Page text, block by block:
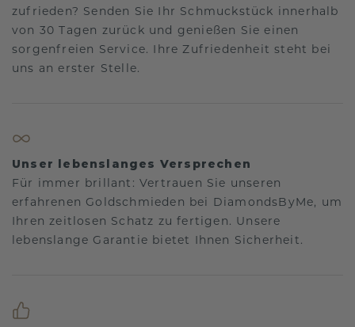
zufrieden? Senden Sie Ihr Schmuckstück innerhalb
von 30 Tagen zurück und genießen Sie einen
sorgenfreien Service. Ihre Zufriedenheit steht bei
uns an erster Stelle.
Unser lebenslanges Versprechen
Für immer brillant: Vertrauen Sie unseren
erfahrenen Goldschmieden bei DiamondsByMe, um
Ihren zeitlosen Schatz zu fertigen. Unsere
lebenslange Garantie bietet Ihnen Sicherheit.